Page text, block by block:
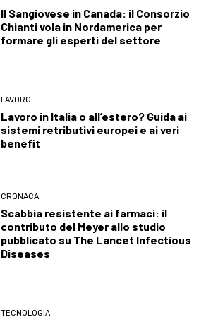
Il Sangiovese in Canada: il Consorzio
Chianti vola in Nordamerica per
formare gli esperti del settore
LAVORO
Lavoro in Italia o all’estero? Guida ai
sistemi retributivi europei e ai veri
benefit
CRONACA
Scabbia resistente ai farmaci: il
contributo del Meyer allo studio
pubblicato su The Lancet Infectious
Diseases
TECNOLOGIA